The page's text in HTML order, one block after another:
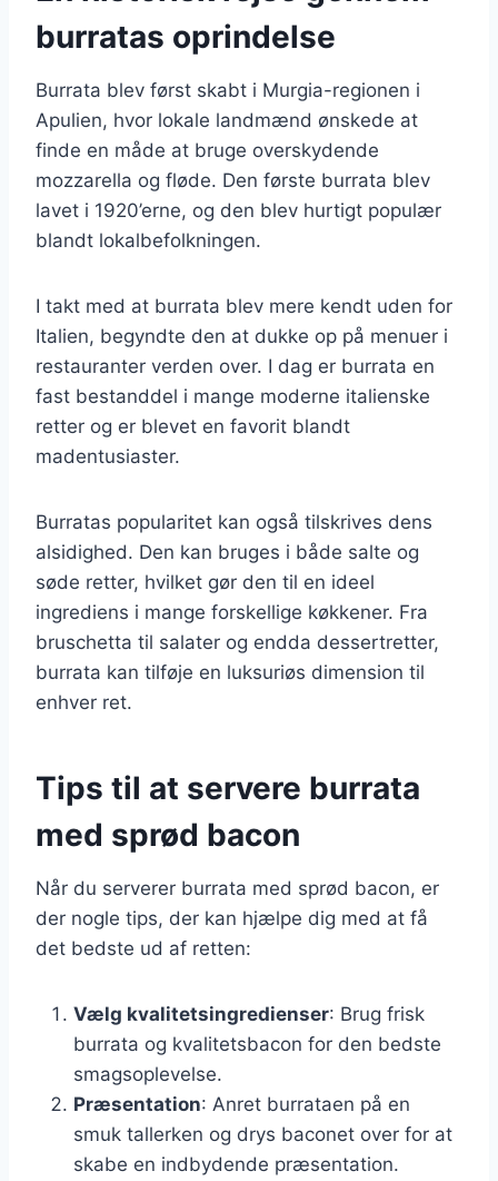
burratas oprindelse
Burrata blev først skabt i Murgia-regionen i
Apulien, hvor lokale landmænd ønskede at
finde en måde at bruge overskydende
mozzarella og fløde. Den første burrata blev
lavet i 1920’erne, og den blev hurtigt populær
blandt lokalbefolkningen.
I takt med at burrata blev mere kendt uden for
Italien, begyndte den at dukke op på menuer i
restauranter verden over. I dag er burrata en
fast bestanddel i mange moderne italienske
retter og er blevet en favorit blandt
madentusiaster.
Burratas popularitet kan også tilskrives dens
alsidighed. Den kan bruges i både salte og
søde retter, hvilket gør den til en ideel
ingrediens i mange forskellige køkkener. Fra
bruschetta til salater og endda dessertretter,
burrata kan tilføje en luksuriøs dimension til
enhver ret.
Tips til at servere burrata
med sprød bacon
Når du serverer burrata med sprød bacon, er
der nogle tips, der kan hjælpe dig med at få
det bedste ud af retten:
Vælg kvalitetsingredienser: Brug frisk
burrata og kvalitetsbacon for den bedste
smagsoplevelse.
Præsentation: Anret burrataen på en
smuk tallerken og drys baconet over for at
skabe en indbydende præsentation.